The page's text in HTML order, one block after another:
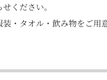
ください。
・タオル・飲み物をご用